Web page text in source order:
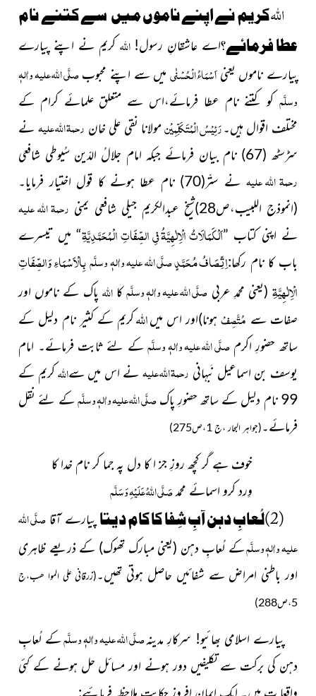
اللہکریم نے اپنے ناموں میں سے کتنے نام
عطا فرمائے؟اے عاشقانِ رسول!اللہ کریم نے اپنے پیارے
پیارے ناموں یعنیاَسْمَاءُ الْحُسْنٰی میں سے اپنے محبوبصلَّی اللہ علیہ واٰلہٖ
وسلَّم کو کتنے نام عطا فرمائے،اس سے متعلق علمائے کرام کے
مختلف اقوال ہیں۔رَئِیْسُ الْمُتَکَلِّمِیْنمولانا نقی علی خان رحمۃ اللہ علیہنے
سڑسٹھ (67) نام بیان فرمائے جبکہ امام جلالُ الدّین سُیوطی شافعی
رحمۃ اللہ علیہ نے ستّر(70)
نام عطا ہونے کا قول اختیار فرمایا۔
(انموذج اللبیب،ص28)
شیخ عبدالکریم جیلی شافعی یمنی رحمۃ اللہ علیہ
نے اپنی کتاب ”اَلْکَمَالَاتُ الْاِلٰہِیَّۃُ فیِ الصِّفَاتِ الْمُحَمَّدِیَّۃِ“ میں تیسرے
باب کا نام رکھا:اِتِّصَافُ مُحَمَّدٍصلَّی اللہ علیہ واٰلہٖ وسلَّمبِالْاَسْمَاءِ وَالصِّفَاتِ
الْاِلٰہِیَّۃِ (یعنی محمدِ عربی صلَّی اللہ علیہ واٰلہٖ وسلَّم کا اللہ پاک کے ناموں اور
صفات سے مُتَّصِفْہونا)اور اس میںاللہکریم کے کثیر نام دلیل کے
ساتھ حضورِ اکرمصلَّی اللہ علیہ واٰلہٖ وسلَّم کے لئے ثابت فرمائے۔ امام
یوسف بن اسماعیل نَبہانی رحمۃ اللہ علیہنے اس میں سےاللہکریم کے
99 نام دلیل کے ساتھ حضورِ پاک
صلَّی اللہ علیہ واٰلہٖ وسلَّمکے لئے نقل
فرمائے۔(جواہر البحار ،ج 1،ص275)
خوف ہے گر کچھ روزِ جز ا کا دل پہ جما کر نام خدا کا
وِرد کرو اسمائے محمدصَلَّی اللہُ عَلَیْہِ وَسَلَّم
(2)لُعابِ دہن آبِ شِفا کا کام دیتا پیارے آقا صلَّی اللہ
علیہ واٰلہٖ وسلَّمکے لُعابِ دہن (یعنی مبارک تھوک) کے ذریعے ظاہری
اور باطنی امراض سے شفائیں حاصل ہوتی تھیں۔(زرقانی علی الموا ھب،ج
5،ص288)
پیارے اسلامی بھائیو! سرکارِ مدینہصلَّی اللہ علیہ واٰلہٖ وسلَّمکے لُعابِ
دہن کی برکت سے تکلیفیں دور ہونے اور مسائل حل ہونے کے کئی
واقعا ت ہیں۔ ایک ایمان افروز حکایت ملاحظہ فرمائیے: